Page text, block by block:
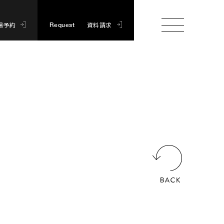
予約 Request 資料請求